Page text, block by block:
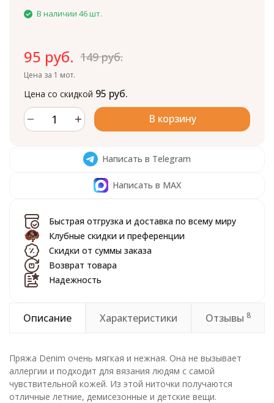
В наличии 46 шт.
95 руб. 149 руб.
Цена за 1 мот.
Цена со скидкой 95 руб.
В корзину
Написать в Telegram
Написать в MAX
Быстрая отгрузка и доставка по всему миру
Клубные скидки и преференции
Скидки от суммы заказа
Возврат товара
Надежность
Описание Характеристики Отзывы 8
Пряжа Denim очень мягкая и нежная. Она не вызывает
аллергии и подходит для вязания людям с самой
чувствительной кожей. Из этой ниточки получаются
отличные летние, демисезонные и детские вещи.